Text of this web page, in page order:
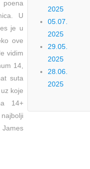
poena
U
je u
ove
vidim
14,
suta
koje
14+
James
2025
05.07.
2025
29.05.
2025
28.06.
2025